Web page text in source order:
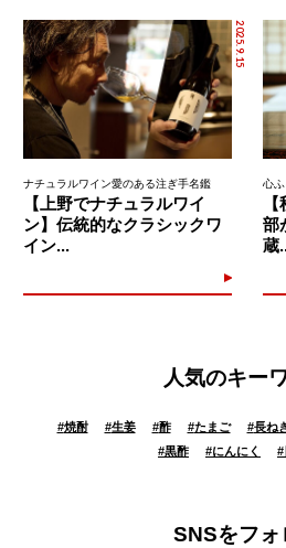
2025.9.15
ナチュラルワイン愛のある注ぎ手名鑑
【上野でナチュラルワイ
ン】伝統的なクラシックワ
イン...
心
部
蔵
人気のキー
#焼酎 #生姜 #酢 #たまご #長ね
#黒酢 #にんにく #
SNSをフォ